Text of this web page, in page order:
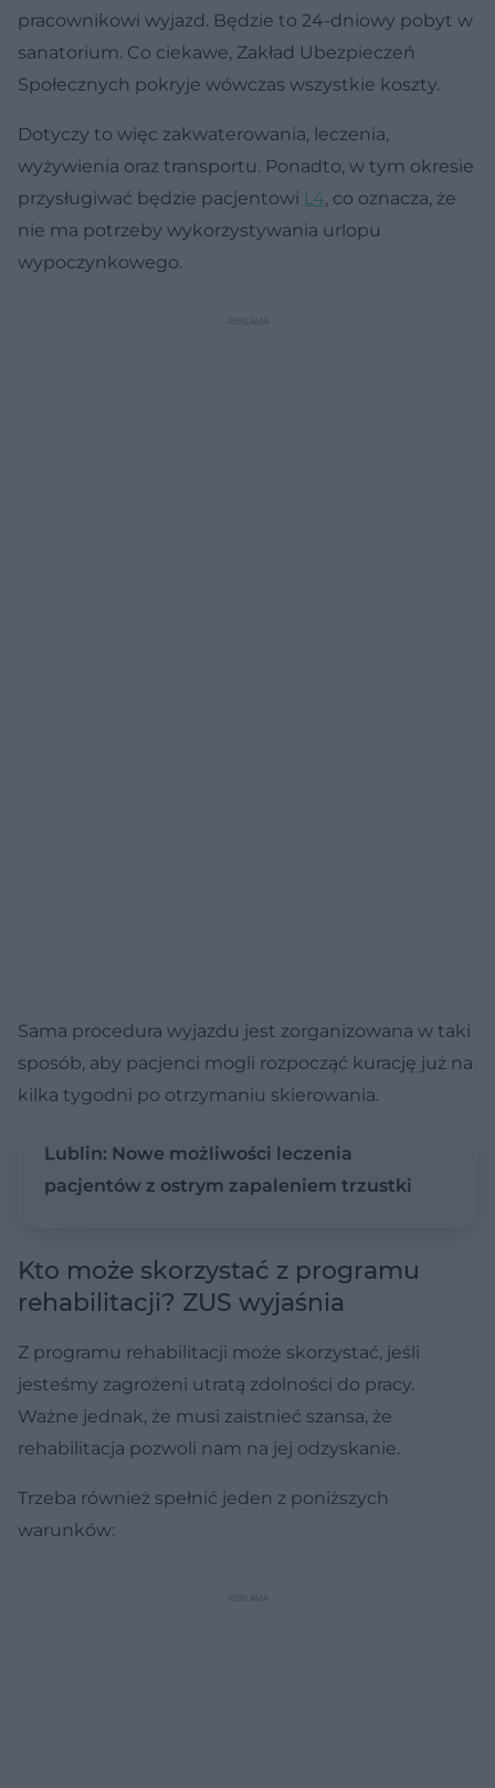
pracownikowi wyjazd. Będzie to 24-dniowy pobyt w
sanatorium. Co ciekawe, Zakład Ubezpieczeń
Społecznych pokryje wówczas wszystkie koszty.
Dotyczy to więc zakwaterowania, leczenia,
wyżywienia oraz transportu. Ponadto, w tym okresie
przysługiwać będzie pacjentowi L4, co oznacza, że
nie ma potrzeby wykorzystywania urlopu
wypoczynkowego.
Sama procedura wyjazdu jest zorganizowana w taki
sposób, aby pacjenci mogli rozpocząć kurację już na
kilka tygodni po otrzymaniu skierowania.
Lublin: Nowe możliwości leczenia
pacjentów z ostrym zapaleniem trzustki
Kto może skorzystać z programu
rehabilitacji? ZUS wyjaśnia
Z programu rehabilitacji może skorzystać, jeśli
jesteśmy zagrożeni utratą zdolności do pracy.
Ważne jednak, że musi zaistnieć szansa, że
rehabilitacja pozwoli nam na jej odzyskanie.
Trzeba również spełnić jeden z poniższych
warunków: